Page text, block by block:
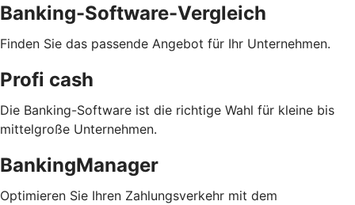
Banking-Software-Vergleich
Finden Sie das passende Angebot für Ihr Unternehmen.
Profi cash
Die Banking-Software ist die richtige Wahl für kleine bis
mittelgroße Unternehmen.
BankingManager
Optimieren Sie Ihren Zahlungsverkehr mit dem